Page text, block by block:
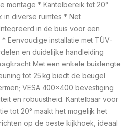
montage * Kantelbereik tot 20°
in diverse ruimtes * Net
in de buis voor een
Eenvoudige installatie met TÜV-
en duidelijke handleiding
Met een enkele buislengte
tot 25 kg biedt de beugel
VESA 400×400 bevestiging
en robuustheid. Kantelbaar voor
tot 20° maakt het mogelijk het
op de beste kijkhoek, ideaal